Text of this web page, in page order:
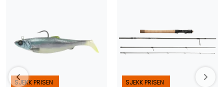
SJEKK PRISEN SJEKK PRISEN